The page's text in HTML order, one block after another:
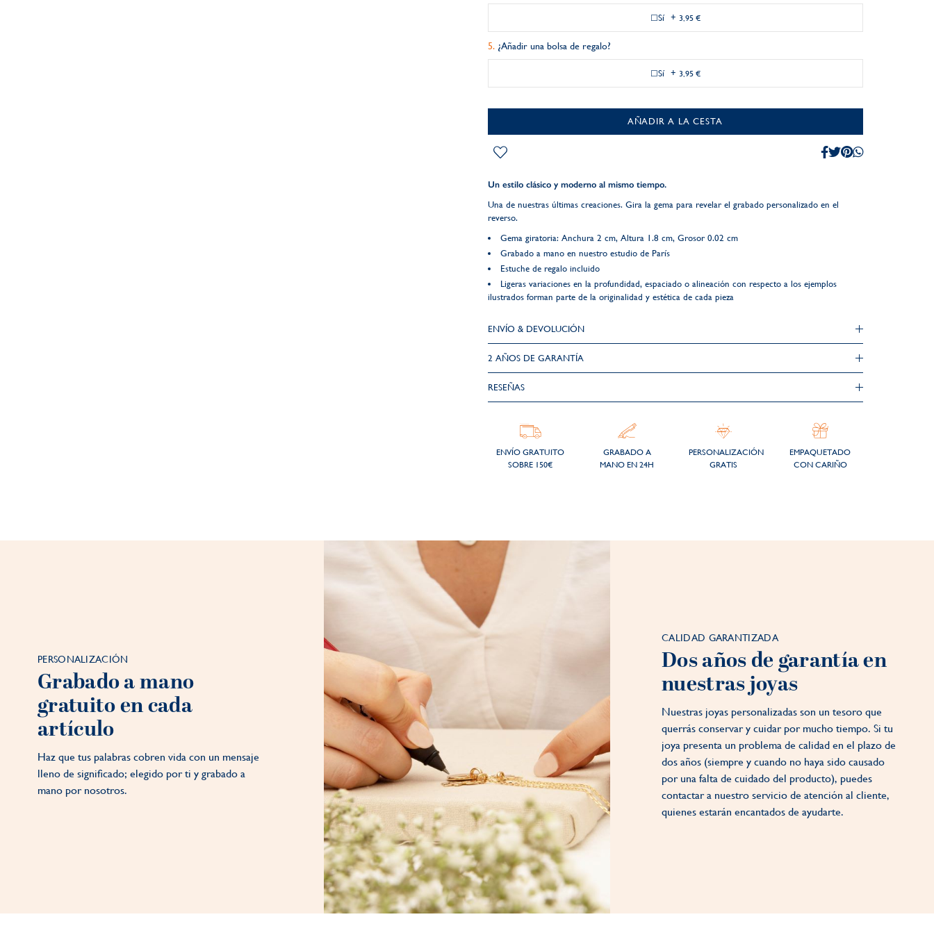
Sí + 3,95 €
¿Añadir una bolsa de regalo?
Sí + 3,95 €
AÑADIR A LA CESTA
Un estilo clásico y moderno al mismo tiempo.
Una de nuestras últimas creaciones. Gira la gema para revelar el grabado personalizado en el
reverso.
Gema giratoria: Anchura 2 cm, Altura 1.8 cm, Grosor 0.02 cm
Grabado a mano en nuestro estudio de París
Estuche de regalo incluido
Ligeras variaciones en la profundidad, espaciado o alineación con respecto a los ejemplos
ilustrados forman parte de la originalidad y estética de cada pieza
ENVÍO & DEVOLUCIÓN
2 AÑOS DE GARANTÍA​
RESEÑAS
ENVÍO GRATUITO
SOBRE 150€
GRABADO A
MANO EN 24H
PERSONALIZACIÓN
GRATIS
EMPAQUETADO
CON CARIÑO
PERSONALIZACIÓN
Grabado a mano
gratuito en cada
artículo
Haz que tus palabras cobren vida con un mensaje
lleno de significado; elegido por ti y grabado a
mano por nosotros.
CALIDAD GARANTIZADA
Dos años de garantía en
nuestras joyas
Nuestras joyas personalizadas son un tesoro que
querrás conservar y cuidar por mucho tiempo. Si tu
joya presenta un problema de calidad en el plazo de
dos años (siempre y cuando no haya sido causado
por una falta de cuidado del producto), puedes
contactar a nuestro servicio de atención al cliente,
quienes estarán encantados de ayudarte.